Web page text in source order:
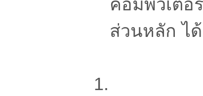
คอมพิวเตอ
ส่วนหลัก ไ